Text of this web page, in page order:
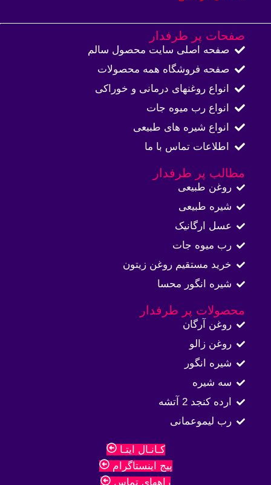
صفحات پر طرفدار
صفحه اصلی سایت محصول سالم
صفحه فروشگاه همه محصولات​
انواع روغنهای درمانی و خوراکی
انواع رب میوه جات
انواع شیره های طبیعی
اطلاعات تماس با ما​
مطالب پر طرفدار
روغن طبیعی
شیره طبیعی
عسل ارگانیک
رب میوه جات
خرید مستقیم روغن زیتون
شیره انگور محسا
محصولات پر طرفدار
روغن آرگان
روغن زالو
شیره انگور
سه شیره
ارده کنجد 2 آتشه
رب لیموعمانی
کـانـال ایتـا
پیج اینستاگرام
راههای تماس